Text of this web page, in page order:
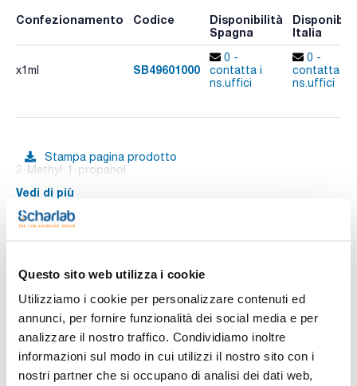
Questo sito web utilizza i cookie
Utilizziamo i cookie per personalizzare contenuti ed
annunci, per fornire funzionalità dei social media e per
analizzare il nostro traffico. Condividiamo inoltre
informazioni sul modo in cui utilizzi il nostro sito con i
nostri partner che si occupano di analisi dei dati web,
Confezionamento Codice
Disponibilità
Spagna
Italia
x1ml SB49601000
0 -
contatta i
ns.uffici
0 -
contatta i
ns.uffici
Stampa pagina prodotto
2-Methyl-1-propanol
Vedi di più
Documentazione tecnica
TDS / Scheda tecnica
Registrati per i download
COA
Registrati per i download
SDS / Scheda di
Sicurezza
Registrati per i download